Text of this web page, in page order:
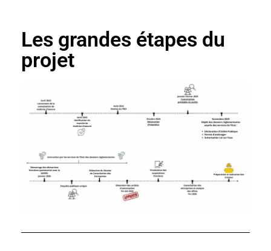
Les grandes étapes du
projet